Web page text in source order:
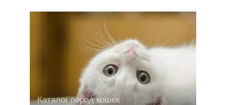
Каталог пород кошек